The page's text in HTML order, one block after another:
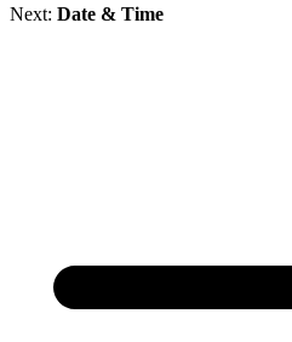
Next: Date & Time